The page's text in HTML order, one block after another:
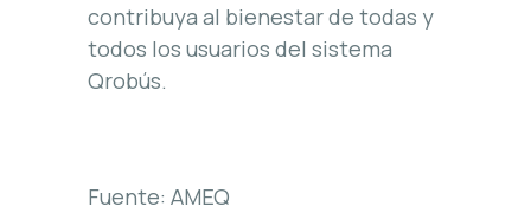
contribuya al bienestar de todas y
todos los usuarios del sistema
Qrobús.
Fuente: AMEQ